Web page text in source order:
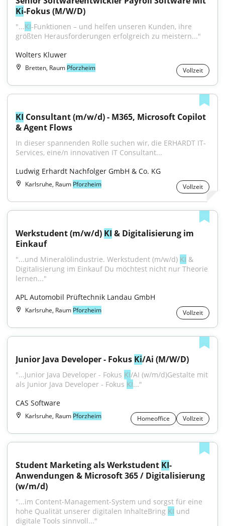
Ki-Fokus (M/W/D)
"...KI-Funktionen – und helfen unseren Kunden, ihre
größten Herausforderungen erfolgreich zu meistern..."
Wolters Kluwer
Bretten, Raum Pforzheim Vollzeit
KI Consultant (m/w/d) - M365, Microsoft Copilot
& Agent Flows
In dieser spannenden Rolle suchen wir, die ERHARDT IT-
Services, eine/n innovativen IT Consultant...
Ludwig Erhardt Nachfolger GmbH & Co. KG
Karlsruhe, Raum Pforzheim Vollzeit
Werkstudent (m/w/d) KI & Digitalisierung im
Einkauf
"...und Mineralölindustrie. Werkstudent (m/w/d) KI &
Digitalisierung im Einkauf Du möchtest nicht nur Theorie
lernen..."
APL Automobil Prüftechnik Landau GmbH
Karlsruhe, Raum Pforzheim Vollzeit
Junior Java Developer - Fokus Ki/Ai (M/W/D)
"...Junior Java Developer - Fokus KI/AI (w/m/d)Gestalte mit
als Junior Java Developer - Fokus KI..."
CAS Software
Karlsruhe, Raum Pforzheim Homeoffice Vollzeit
Student Marketing als Werkstudent KI-
Anwendungen & Microsoft 365 / Digitalisierung
(w/m/d)
"...im Content-Management-System und sorgst für eine
hohe Qualität unserer digitalen InhalteBring KI und
digitale Tools sinnvoll..."